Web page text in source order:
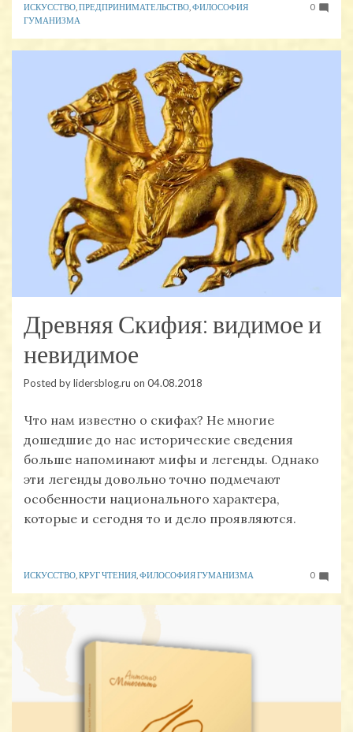
ИСКУССТВО ПРЕДПРИНИМАТЕЛЬСТВО ФИЛОСОФИЯ
ГУМАНИЗМА
0
Древняя Скифия: видимое и
невидимое
Posted bylidersblog.ru on 04.08.2018
Что нам известно о скифах? Не многие
дошедшие до нас исторические сведения
больше напоминают мифы и легенды. Однако
эти легенды довольно точно подмечают
особенности национального характера,
которые и сегодня то и дело проявляются.
ИСКУССТВО КРУГ ЧТЕНИЯ ФИЛОСОФИЯ ГУМАНИЗМА 0